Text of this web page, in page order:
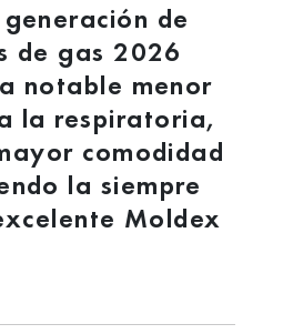
de
de gas 2026
notable menor
la respiratoria,
comodidad
la siempre
Moldex